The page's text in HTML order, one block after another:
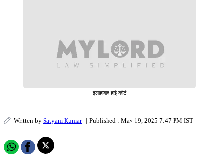
इलाहाबाद हाई कोर्ट
Written by Satyam Kumar | Published : May 19, 2025 7:47 PM IST